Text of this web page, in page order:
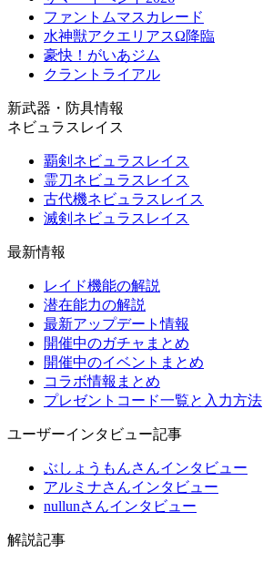
ファントムマスカレード
水神獣アクエリアスΩ降臨
豪快！がいあジム
クラントライアル
新武器・防具情報
ネビュラスレイス
覇剣ネビュラスレイス
霊刀ネビュラスレイス
古代機ネビュラスレイス
滅剣ネビュラスレイス
最新情報
レイド機能の解説
潜在能力の解説
最新アップデート情報
開催中のガチャまとめ
開催中のイベントまとめ
コラボ情報まとめ
プレゼントコード一覧と入力方法
ユーザーインタビュー記事
ぶしょうもんさんインタビュー
アルミナさんインタビュー
nullunさんインタビュー
解説記事